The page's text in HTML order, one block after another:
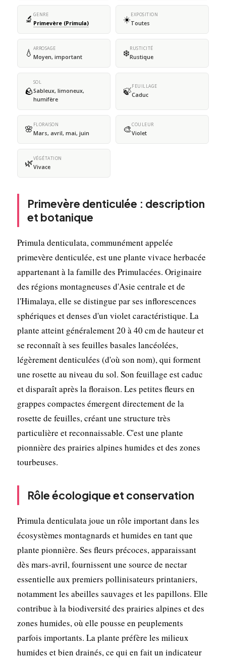
🔬 GENRE
Primevère (Primula) ☀️EXPOSITION
Toutes
💧 ARROSAGE
Moyen, important ❄️RUSTICITÉ
Rustique
🪨
SOL
Sableux, limoneux,
humifère
🍃FEUILLAGE
Caduc
🌸 FLORAISON
Mars, avril, mai, juin 🎨COULEUR
Violet
🌿VÉGÉTATION
Vivace
Primevère denticulée : description
et botanique
Primula denticulata, communément appelée
primevère denticulée, est une plante vivace herbacée
appartenant à la famille des Primulacées. Originaire
des régions montagneuses d'Asie centrale et de
l'Himalaya, elle se distingue par ses inflorescences
sphériques et denses d'un violet caractéristique. La
plante atteint généralement 20 à 40 cm de hauteur et
se reconnaît à ses feuilles basales lancéolées,
légèrement denticulées (d'où son nom), qui forment
une rosette au niveau du sol. Son feuillage est caduc
et disparaît après la floraison. Les petites fleurs en
grappes compactes émergent directement de la
rosette de feuilles, créant une structure très
particulière et reconnaissable. C'est une plante
pionnière des prairies alpines humides et des zones
tourbeuses.
Rôle écologique et conservation
Primula denticulata joue un rôle important dans les
écosystèmes montagnards et humides en tant que
plante pionnière. Ses fleurs précoces, apparaissant
dès mars-avril, fournissent une source de nectar
essentielle aux premiers pollinisateurs printaniers,
notamment les abeilles sauvages et les papillons. Elle
contribue à la biodiversité des prairies alpines et des
zones humides, où elle pousse en peuplements
parfois importants. La plante préfère les milieux
humides et bien drainés, ce qui en fait un indicateur